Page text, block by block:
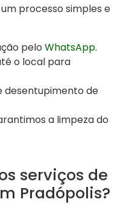
processo simples e
pelo WhatsApp.
o local para
desentupimento de
a limpeza do
serviços de
Pradópolis?